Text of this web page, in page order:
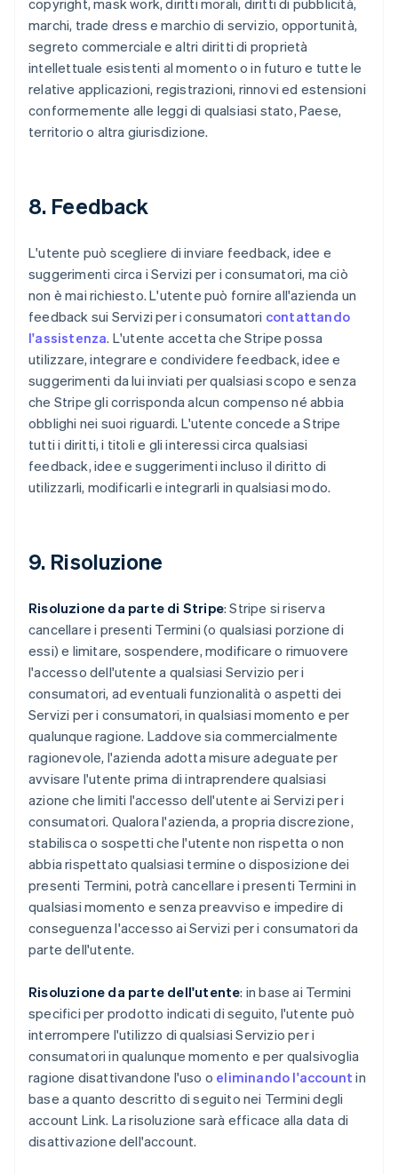
copyright, mask work, diritti morali, diritti di pubblicità,
marchi, trade dress e marchio di servizio, opportunità,
segreto commerciale e altri diritti di proprietà
intellettuale esistenti al momento o in futuro e tutte le
relative applicazioni, registrazioni, rinnovi ed estensioni
conformemente alle leggi di qualsiasi stato, Paese,
territorio o altra giurisdizione.
8. Feedback
L'utente può scegliere di inviare feedback, idee e
suggerimenti circa i Servizi per i consumatori, ma ciò
non è mai richiesto. L'utente può fornire all'azienda un
feedback sui Servizi per i consumatori contattando
l'assistenza. L'utente accetta che Stripe possa
utilizzare, integrare e condividere feedback, idee e
suggerimenti da lui inviati per qualsiasi scopo e senza
che Stripe gli corrisponda alcun compenso né abbia
obblighi nei suoi riguardi. L'utente concede a Stripe
tutti i diritti, i titoli e gli interessi circa qualsiasi
feedback, idee e suggerimenti incluso il diritto di
utilizzarli, modificarli e integrarli in qualsiasi modo.
9. Risoluzione
Risoluzione da parte di Stripe: Stripe si riserva
cancellare i presenti Termini (o qualsiasi porzione di
essi) e limitare, sospendere, modificare o rimuovere
l'accesso dell'utente a qualsiasi Servizio per i
consumatori, ad eventuali funzionalità o aspetti dei
Servizi per i consumatori, in qualsiasi momento e per
qualunque ragione. Laddove sia commercialmente
ragionevole, l'azienda adotta misure adeguate per
avvisare l'utente prima di intraprendere qualsiasi
azione che limiti l'accesso dell'utente ai Servizi per i
consumatori. Qualora l'azienda, a propria discrezione,
stabilisca o sospetti che l'utente non rispetta o non
abbia rispettato qualsiasi termine o disposizione dei
presenti Termini, potrà cancellare i presenti Termini in
qualsiasi momento e senza preavviso e impedire di
conseguenza l'accesso ai Servizi per i consumatori da
parte dell'utente.
Risoluzione da parte dell'utente: in base ai Termini
specifici per prodotto indicati di seguito, l'utente può
interrompere l'utilizzo di qualsiasi Servizio per i
consumatori in qualunque momento e per qualsivoglia
ragione disattivandone l'uso o eliminando l'account in
base a quanto descritto di seguito nei Termini degli
account Link. La risoluzione sarà efficace alla data di
disattivazione dell'account.